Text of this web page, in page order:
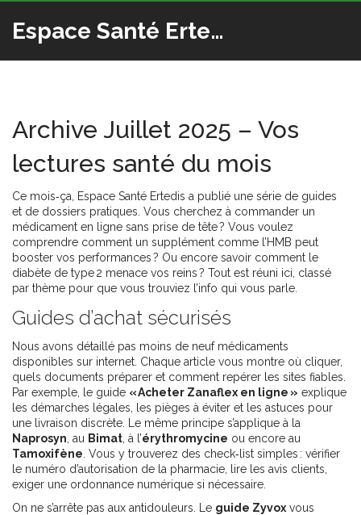
Espace Santé Ertedis
Archive Juillet 2025 – Vos
lectures santé du mois
Ce mois‑ça, Espace Santé Ertedis a publié une série de guides
et de dossiers pratiques. Vous cherchez à commander un
médicament en ligne sans prise de tête ? Vous voulez
comprendre comment un supplément comme l’HMB peut
booster vos performances ? Ou encore savoir comment le
diabète de type 2 menace vos reins ? Tout est réuni ici, classé
par thème pour que vous trouviez l’info qui vous parle.
Guides d’achat sécurisés
Nous avons détaillé pas moins de neuf médicaments
disponibles sur internet. Chaque article vous montre où cliquer,
quels documents préparer et comment repérer les sites fiables.
Par exemple, le guide « Acheter Zanaflex en ligne » explique
les démarches légales, les pièges à éviter et les astuces pour
une livraison discrète. Le même principe s’applique à la
Naprosyn , au Bimat , à l’érythromycine ou encore au
Tamoxifène . Vous y trouverez des check‑list simples : vérifier
le numéro d’autorisation de la pharmacie, lire les avis clients,
exiger une ordonnance numérique si nécessaire.
On ne s’arrête pas aux antidouleurs. Le guide Zyvox vous